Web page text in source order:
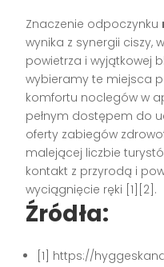
Znaczenie odpoczynku
wynika z synergii ciszy,
powietrza i wyjątkowej
wybieramy te miejsca
komfortu noclegów w
pełnym dostępem do
oferty zabiegów
malejącej liczbie
kontakt z przyrodą i
wyciągnięcie ręki [1][2] .
Źródła:
[1] https://